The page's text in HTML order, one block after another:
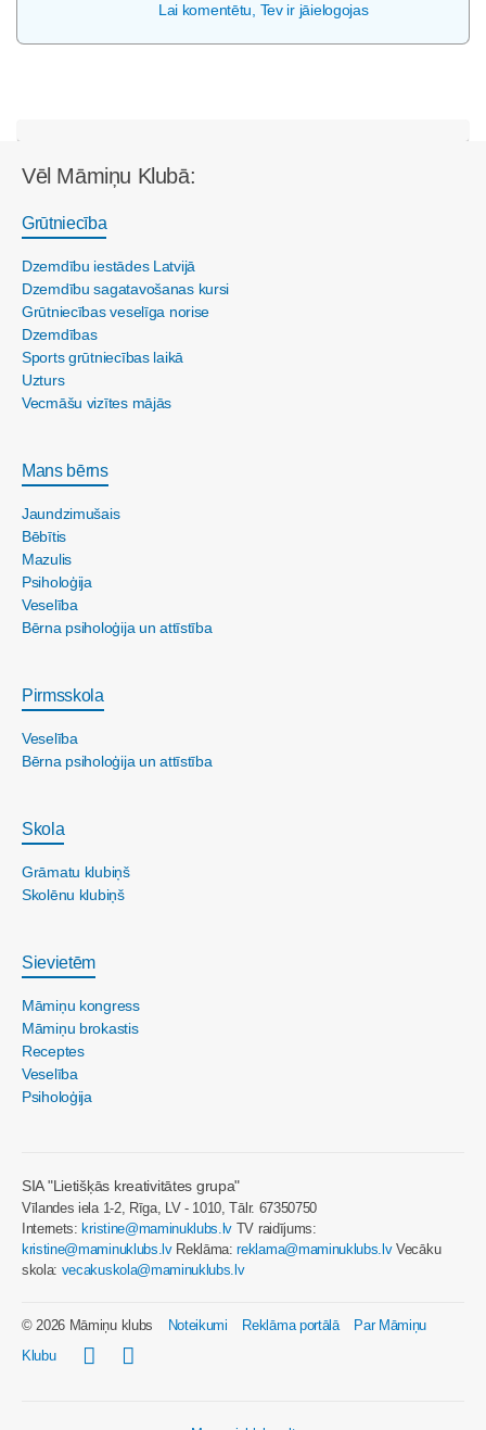
Lai komentētu, Tev ir jāielogojas
Vēl Māmiņu Klubā:
Grūtniecība
Dzemdību iestādes Latvijā
Dzemdību sagatavošanas kursi
Grūtniecības veselīga norise
Dzemdības
Sports grūtniecības laikā
Uzturs
Vecmāšu vizītes mājās
Mans bērns
Jaundzimušais
Bēbītis
Mazulis
Psiholoģija
Veselība
Bērna psiholoģija un attīstība
Pirmsskola
Veselība
Bērna psiholoģija un attīstība
Skola
Grāmatu klubiņš
Skolēnu klubiņš
Sievietēm
Māmiņu kongress
Māmiņu brokastis
Receptes
Veselība
Psiholoģija
SIA "Lietišķās kreativitātes grupa"
Vīlandes iela 1-2, Rīga, LV - 1010, Tālr. 67350750
Internets: kristine@maminuklubs.lv TV raidījums:
kristine@maminuklubs.lvReklāma:reklama@maminuklubs.lvVecāku
skola: vecakuskola@maminuklubs.lv
© 2026 Māmiņu klubs Noteikumi Reklāma portālā
Par Māmiņu
Klubu